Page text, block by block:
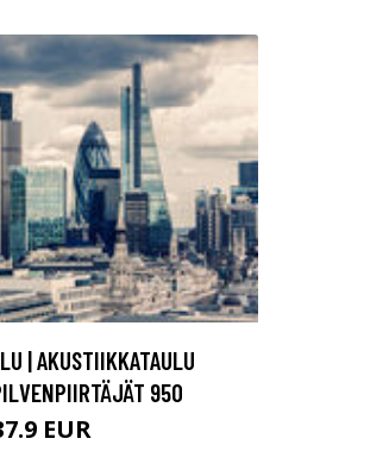
| AKUSTIIKKATAULU
950
EUR